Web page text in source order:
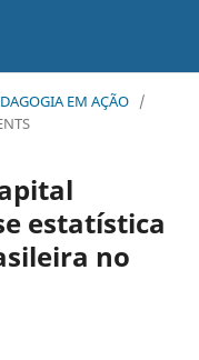
EM AÇÃO /
estatística
no